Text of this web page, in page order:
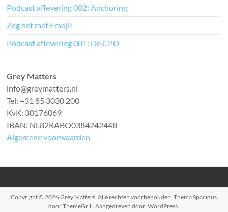
Podcast aflevering 002: Anchoring
Zeg het met Emoji!
Podcast aflevering 001: De CPO
Grey Matters
info@greymatters.nl
Tel: +31 85 3030 200
KvK: 30176069
IBAN: NL82RABO0384242448
Algemene voorwaarden
Copyright © 2026Grey Matters . Alle rechten voorbehouden. ThemaSpacious
door ThemeGrill. Aangedreven door:WordPress